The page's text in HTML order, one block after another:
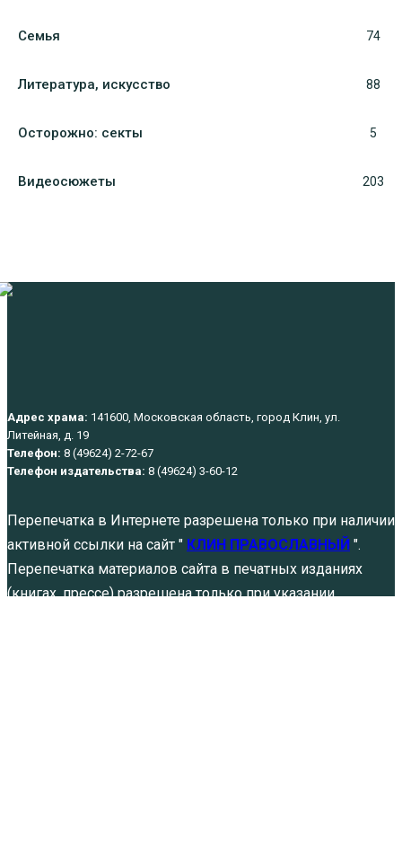
Семья 74
Литература, искуcство 88
Осторожно: секты 5
Видеосюжеты 203
Адрес храма: 141600, Московская область, город Клин, ул.
Литейная, д. 19
Телефон: 8 (49624) 2-72-67
Телефон издательства: 8 (49624) 3-60-12
Перепечатка в Интернете разрешена только при наличии
активной ссылки на сайт " КЛИН ПРАВОСЛАВНЫЙ ".
Перепечатка материалов сайта в печатных изданиях
(книгах, прессе) разрешена только при указании